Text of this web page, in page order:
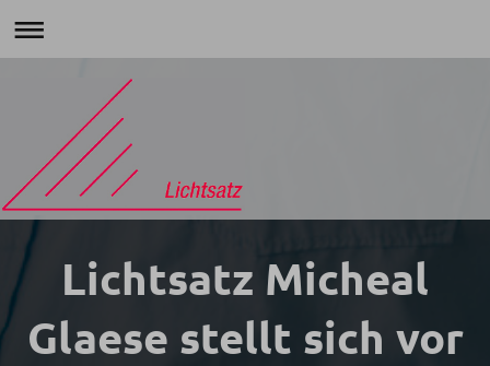
Lichtsatz Micheal
Glaese stellt sich vor